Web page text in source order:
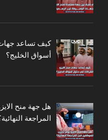
كيف تساعد
أسواق الخليج؟
هل جهة منح
المراجعة